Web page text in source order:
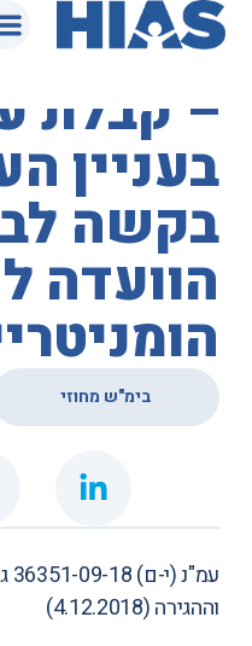
המאגר המשפטי
בית
– קבלת
בעניין
בקשה
הוועדה
בימ"ש מחוזי
עמ"נ (י-ם) 36351-09-18
וההגירה(4.12.2018)